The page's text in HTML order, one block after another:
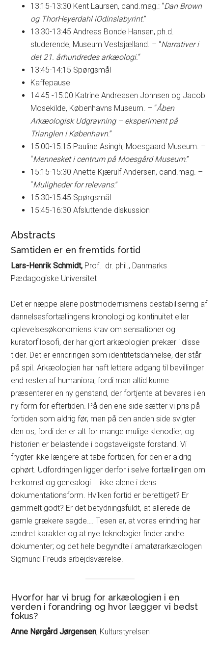
13:15-13:30 Kent Laursen, cand.mag.: “Dan Brown
og ThorHeyerdahl iOdinslabyrint.”
13:30-13:45 Andreas Bonde Hansen, ph.d.
studerende, Museum Vestsjælland. – “Narrativer i
det 21. århundredes arkæologi.“
13:45-14:15 Spørgsmål
Kaffepause
14:45 -15:00 Katrine Andreasen Johnsen og Jacob
Mosekilde, Københavns Museum. – “Åben
Arkæologisk Udgravning – eksperiment på
Trianglen i København.”
15:00-15:15 Pauline Asingh, Moesgaard Museum. –
“Mennesket i centrum på Moesgård Museum.”
15:15-15:30 Anette Kjærulf Andersen, cand.mag. –
“Muligheder for relevans.”
15:30-15:45 Spørgsmål
15:45-16:30 Afsluttende diskussion
Abstracts
Samtiden er en fremtids fortid
Lars-Henrik Schmidt, Prof. dr. phil., Danmarks
Pædagogiske Universitet
Det er næppe alene postmodernismens destabilisering af
dannelsesfortællingens kronologi og kontinuitet eller
oplevelsesøkonomiens krav om sensationer og
kuratorfilosofi, der har gjort arkæologien prekær i disse
tider. Det er erindringen som identitetsdannelse, der står
på spil. Arkæologien har haft lettere adgang til bevillinger
end resten af humaniora, fordi man altid kunne
præsenterer en ny genstand, der fortjente at bevares i en
ny form for eftertiden. På den ene side sætter vi pris på
fortiden som aldrig før, men på den anden side svigter
den os, fordi der er alt for mange mulige klenodier, og
historien er belastende i bogstaveligste forstand. Vi
frygter ikke længere at tabe fortiden, for den er aldrig
ophørt. Udfordringen ligger derfor i selve fortællingen om
herkomst og genealogi – ikke alene i dens
dokumentationsform. Hvilken fortid er berettiget? Er
gammelt godt? Er det betydningsfuldt, at allerede de
gamle grækere sagde…. Tesen er, at vores erindring har
ændret karakter og at nye teknologier finder andre
dokumenter; og det hele begyndte i amatørarkæologen
Sigmund Freuds arbejdsværelse.
Hvorfor har vi brug for arkæologien i en
verden i forandring og hvor lægger vi bedst
fokus?
Anne Nørgård Jørgensen, Kulturstyrelsen